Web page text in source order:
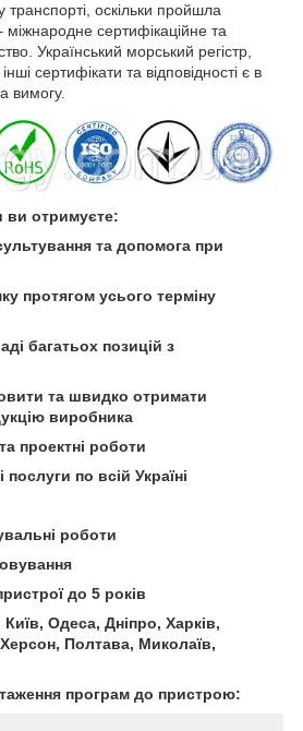
транспорті, оскільки пройшла
міжнародне сертифікаційне та
Український морський регістр,
сертифікати та відповідності є в
вимогу.
ви отримуєте:
та допомога при
протягом усього терміну
багатьох позицій з
та швидко отримати
виробника
проектні роботи
по всій Україні
роботи
до 5 років
Київ, Одеса, Дніпро, Харків,
Полтава, Миколаїв,
програм до пристрою: